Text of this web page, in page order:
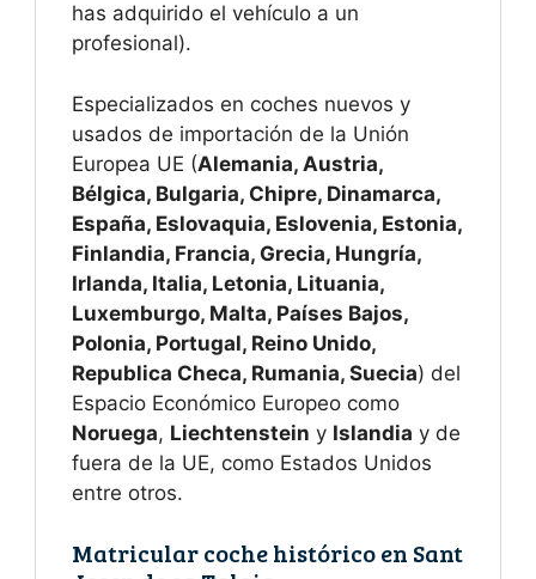
has adquirido el vehículo a un
profesional).
Especializados en coches nuevos y
usados de importación de la Unión
Europea UE (Alemania, Austria,
Bélgica, Bulgaria, Chipre, Dinamarca,
España, Eslovaquia, Eslovenia, Estonia,
Finlandia, Francia, Grecia, Hungría,
Irlanda, Italia, Letonia, Lituania,
Luxemburgo, Malta, Países Bajos,
Polonia, Portugal, Reino Unido,
Republica Checa, Rumania, Suecia) del
Espacio Económico Europeo como
Noruega, Liechtenstein y Islandia y de
fuera de la UE, como Estados Unidos
entre otros.
Matricular coche histórico en Sant